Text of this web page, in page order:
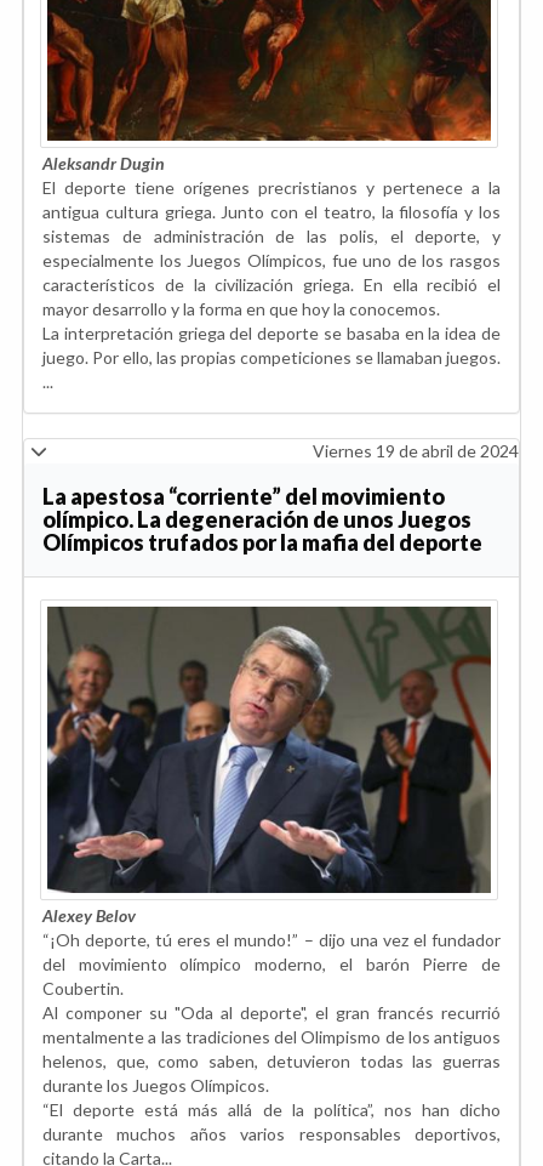
Aleksandr Dugin
El deporte tiene orígenes precristianos y pertenece a la
antigua cultura griega. Junto con el teatro, la filosofía y los
sistemas de administración de las polis, el deporte, y
especialmente los Juegos Olímpicos, fue uno de los rasgos
característicos de la civilización griega. En ella recibió el
mayor desarrollo y la forma en que hoy la conocemos.
La interpretación griega del deporte se basaba en la idea de
juego. Por ello, las propias competiciones se llamaban juegos.
...
Viernes 19 de abril de 2024
La apestosa “corriente” del movimiento
olímpico. La degeneración de unos Juegos
Olímpicos trufados por la mafia del deporte
Alexey Belov
“¡Oh deporte, tú eres el mundo!” – dijo una vez el fundador
del movimiento olímpico moderno, el barón Pierre de
Coubertin.
Al componer su "Oda al deporte", el gran francés recurrió
mentalmente a las tradiciones del Olimpismo de los antiguos
helenos, que, como saben, detuvieron todas las guerras
durante los Juegos Olímpicos.
“El deporte está más allá de la política”, nos han dicho
durante muchos años varios responsables deportivos,
citando la Carta...